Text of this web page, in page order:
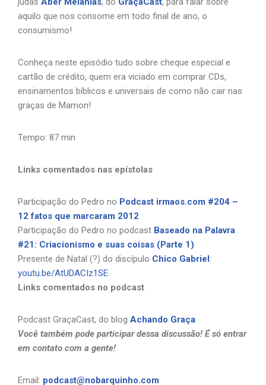
aquilo que nos consome em todo final de ano, o
consumismo!
Conheça neste episódio tudo sobre cheque especial e
cartão de crédito, quem era viciado em comprar CDs,
ensinamentos bíblicos e universais de como não cair nas
graças de Mamon!
Tempo: 87 min
Links comentados nas epístolas
Participação do Pedro no Podcast irmaos.com #204 –
12 fatos que marcaram 2012
Participação do Pedro no podcast Baseado na Palavra
#21: Criacionismo e suas coisas (Parte 1)
Presente de Natal (?) do discípulo Chico Gabriel :
youtu.be/AtUDACIz1SE
Links comentados no podcast
Podcast GraçaCast, do blog Achando Graça
Você também pode participar dessa discussão! É só entrar
em contato com a gente!
Email: podcast@nobarquinho.com